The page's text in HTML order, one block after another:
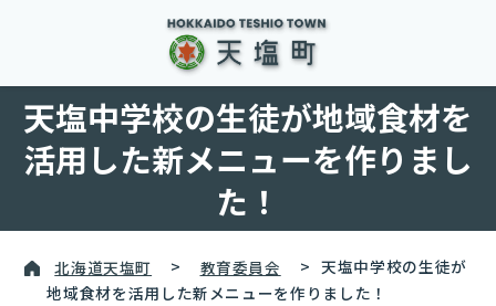
天塩中学校の生徒が地域食材を
活用した新メニューを作りまし
た！
北海道天塩町 > 教育委員会 > 天塩中学校の生徒が
地域食材を活用した新メニューを作りました！